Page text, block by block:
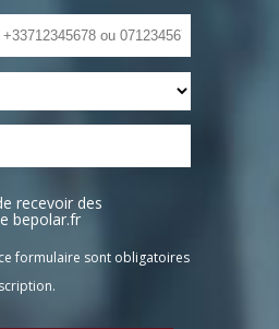
recevoir des
bepolar.fr
formulaire sont obligatoires